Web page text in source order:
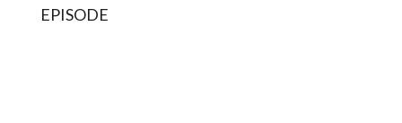
EPISODE